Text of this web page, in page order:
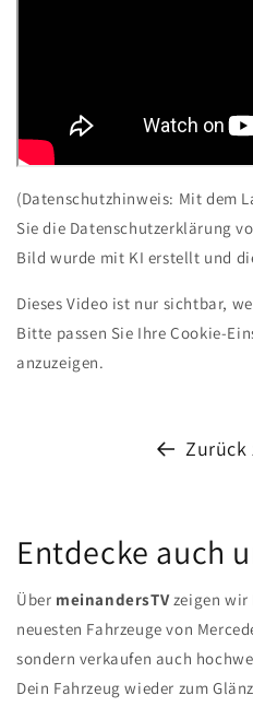
(Datenschutzhinweis: Mit dem
Sie die Datenschutzerklärung
Bild wurde mit KI erstellt und
Dieses Video ist nur sichtbar,
Bitte passen Sie Ihre Cookie-
anzuzeigen.
Zurück
Entdecke auch
Über meinandersTVzeigen
neuesten Fahrzeuge von
sondern verkaufen auch
Dein Fahrzeug wieder zum